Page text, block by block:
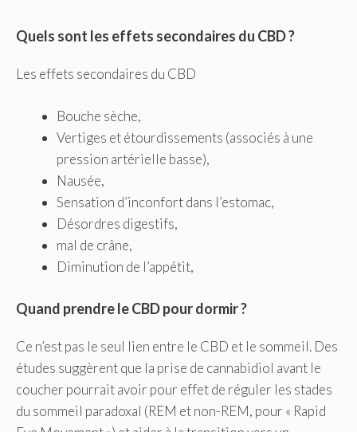
Quels sont les effets secondaires du CBD ?
Les effets secondaires du CBD
Bouche sèche,
Vertiges et étourdissements (associés à une
pression artérielle basse),
Nausée,
Sensation d’inconfort dans l’estomac,
Désordres digestifs,
mal de crâne,
Diminution de l’appétit,
Quand prendre le CBD pour dormir ?
Ce n’est pas le seul lien entre le CBD et le sommeil. Des
études suggèrent que la prise de cannabidiol avant le
coucher pourrait avoir pour effet de réguler les stades
du sommeil paradoxal (REM et non-REM, pour « Rapid